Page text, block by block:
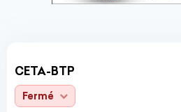
CETA-BTP
Fermé